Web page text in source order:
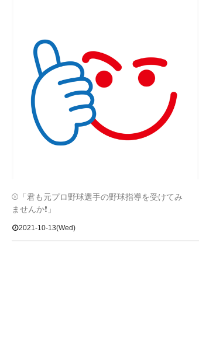
⚾「君も元プロ野球選手の野球指導を受けてみ
ませんか❗」
2021-10-13(Wed)